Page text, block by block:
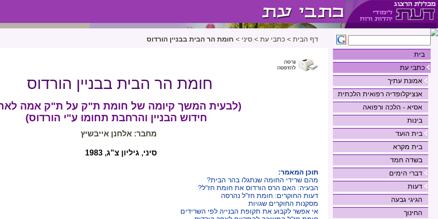
בית
כתבי עת
אמונת עתיך
אנציקלופדיה רפואית הלכתית
אסיא - הלכה ורפואה
בינות
בית הועד
בית מקרא
בשדה חמד
דברי הימים
דעות
הגיגי גבעה
החינוך
דף הבית > כתבי עת > סיני > חומת הר הבית בבניין הורדוס
חומת הר הבית בבניין הורדוס
(לבעית המשך קיומה של חומת ת"ק על ת"ק אמה
חידוש הבניין והרחבת תחומו ע"י הורדוס)
מחבר: אלחנן אייבשיץ
סיני, גיליון צ"ג, 1983
תוכן המאמר:
מהם שרידי החומה שנתגלו בהר הבית?
הבעיה: האם הרס הורדוס את חומת חז"ל?
דעות החוקרים: חומת חז"ל נהרסה
מסקנות החוקרים שגויות
אי אפשר לקבוע את תקופת הבנייה לפי השרידים